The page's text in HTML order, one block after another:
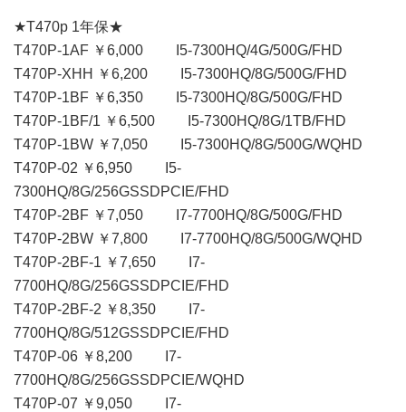
★T470p 1年保★
T470P-1AF ￥6,000 I5-7300HQ/4G/500G/FHD
T470P-XHH ￥6,200 I5-7300HQ/8G/500G/FHD
T470P-1BF ￥6,350 I5-7300HQ/8G/500G/FHD
T470P-1BF/1 ￥6,500 I5-7300HQ/8G/1TB/FHD
T470P-1BW ￥7,050 I5-7300HQ/8G/500G/WQHD
T470P-02 ￥6,950 I5-
7300HQ/8G/256GSSDPCIE/FHD
T470P-2BF ￥7,050 I7-7700HQ/8G/500G/FHD
T470P-2BW ￥7,800 I7-7700HQ/8G/500G/WQHD
T470P-2BF-1 ￥7,650 I7-
7700HQ/8G/256GSSDPCIE/FHD
T470P-2BF-2 ￥8,350 I7-
7700HQ/8G/512GSSDPCIE/FHD
T470P-06 ￥8,200 I7-
7700HQ/8G/256GSSDPCIE/WQHD
T470P-07 ￥9,050 I7-